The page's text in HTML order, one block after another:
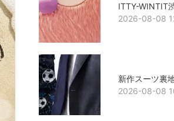
ITTY-WINTIT
2026-08-08
新作スーツ裏
2026-08-08